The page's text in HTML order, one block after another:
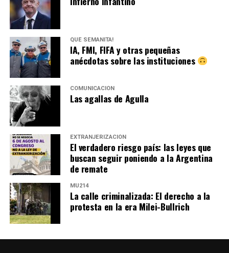
QUÉ SEMANITA!
IA, FMI, FIFA y otras pequeñas
anécdotas sobre las instituciones
COMUNICACIÓN
Las agallas de Agulla
EXTRANJERIZACIÓN
El verdadero riesgo país: las leyes que
buscan seguir poniendo a la Argentina
de remate
MU214
La calle criminalizada: El derecho a la
protesta en la era Milei-Bullrich